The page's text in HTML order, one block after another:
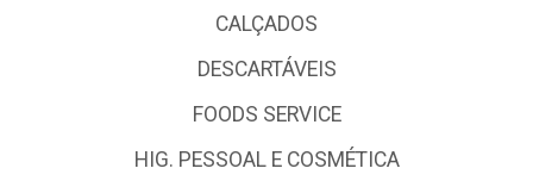
CALÇADOS
DESCARTÁVEIS
FOODS SERVICE
HIG. PESSOAL E COSMÉTICA